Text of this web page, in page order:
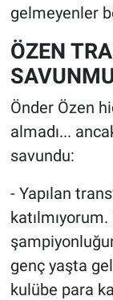
gelmeyenler
ÖZEN
Önder Özen
almadı...
savundu:
- Yapılan
genç yaşta
kulübe para